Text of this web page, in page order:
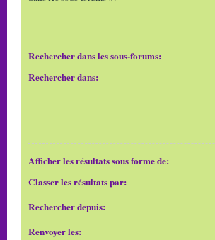
Rechercher dans les sous-forums:
Rechercher dans:
Afficher les résultats sous forme de:
Classer les résultats par:
Rechercher depuis:
Renvoyer les: